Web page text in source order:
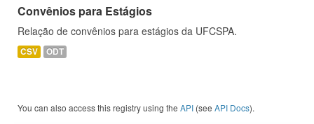
Convênios para Estágios
Relação de convênios para estágios da UFCSPA.
CSV ODT
You can also access this registry using the API (see API Docs).